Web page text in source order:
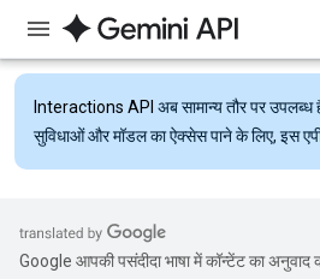
Interactions API अब सामान्य तौर पर उपलब्ध
सुविधाओं और मॉडल का ऐक्सेस पाने के लिए, इस
Google आपकी पसंदीदा भाषा में कॉन्टेंट का